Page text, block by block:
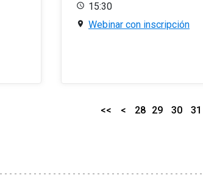
15:30
Webinar con inscripción
<< < 28 29 30 31